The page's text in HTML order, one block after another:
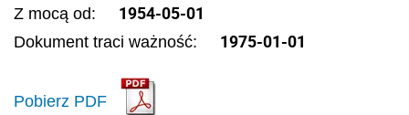
Z mocą od: 1954-05-01
Dokument traci ważność: 1975-01-01
Pobierz PDF